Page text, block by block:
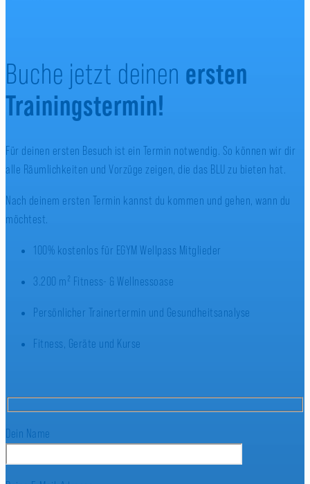
Buche jetzt deinen ersten
Trainingstermin!
Für deinen ersten Besuch ist ein Termin notwendig. So können wir dir
alle Räumlichkeiten und Vorzüge zeigen, die das BLU zu bieten hat.
Nach deinem ersten Termin kannst du kommen und gehen, wann du
möchtest.
100% kostenlos für EGYM Wellpass Mitglieder
3.200 m² Fitness- & Wellnessoase
Persönlicher Trainertermin und Gesundheitsanalyse
Fitness, Geräte und Kurse
Dein Name